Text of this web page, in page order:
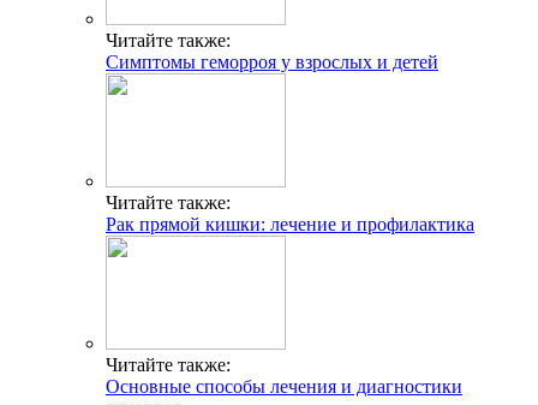
Читайте также:
Симптомы геморроя у взрослых и детей
Читайте также:
Рак прямой кишки: лечение и профилактика
Читайте также:
Основные способы лечения и диагностики